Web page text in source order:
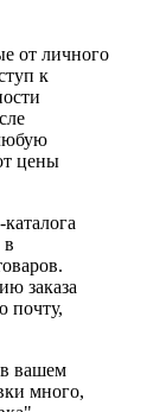
от личного
к
цены
заказа
почту,
вашем
много,